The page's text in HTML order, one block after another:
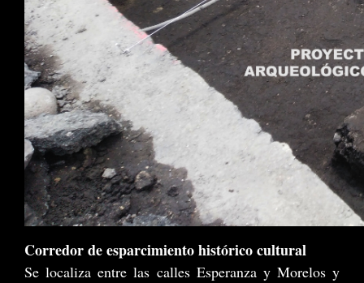
Corredor de esparcimiento histórico cultural
Se localiza entre las calles Esperanza y Morelos y